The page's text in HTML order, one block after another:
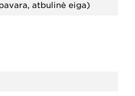
atbulinė eiga)